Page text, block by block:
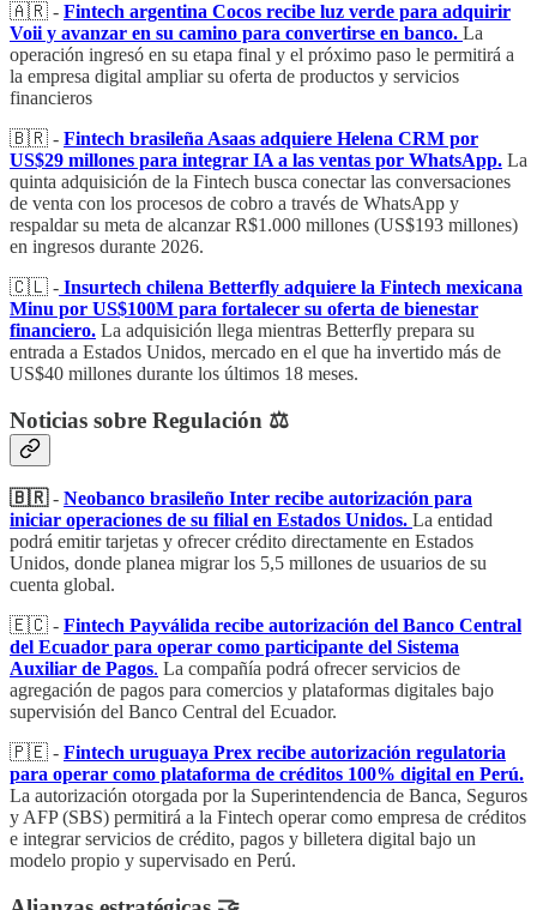
🇦🇷 - Fintech argentina Cocos recibe luz verde para adquirir
Voii y avanzar en su camino para convertirse en banco. La
operación ingresó en su etapa final y el próximo paso le permitirá a
la empresa digital ampliar su oferta de productos y servicios
financieros
🇧🇷 - Fintech brasileña Asaas adquiere Helena CRM por
US$29 millones para integrar IA a las ventas por WhatsApp. La
quinta adquisición de la Fintech busca conectar las conversaciones
de venta con los procesos de cobro a través de WhatsApp y
respaldar su meta de alcanzar R$1.000 millones (US$193 millones)
en ingresos durante 2026.
🇨🇱 - Insurtech chilena Betterfly adquiere la Fintech mexicana
Minu por US$100M para fortalecer su oferta de bienestar
financiero. La adquisición llega mientras Betterfly prepara su
entrada a Estados Unidos, mercado en el que ha invertido más de
US$40 millones durante los últimos 18 meses.
Noticias sobre Regulación ⚖️
🇧🇷- Neobanco brasileño Inter recibe autorización para
iniciar operaciones de su filial en Estados Unidos. La entidad
podrá emitir tarjetas y ofrecer crédito directamente en Estados
Unidos, donde planea migrar los 5,5 millones de usuarios de su
cuenta global.
🇪🇨 - Fintech Payválida recibe autorización del Banco Central
del Ecuador para operar como participante del Sistema
Auxiliar de Pagos. La compañía podrá ofrecer servicios de
agregación de pagos para comercios y plataformas digitales bajo
supervisión del Banco Central del Ecuador.
🇵🇪 - Fintech uruguaya Prex recibe autorización regulatoria
para operar como plataforma de créditos 100% digital en Perú.
La autorización otorgada por la Superintendencia de Banca, Seguros
y AFP (SBS) permitirá a la Fintech operar como empresa de créditos
e integrar servicios de crédito, pagos y billetera digital bajo un
modelo propio y supervisado en Perú.